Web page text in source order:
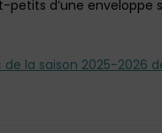
petits d’une enveloppe
la saison 2025-2026